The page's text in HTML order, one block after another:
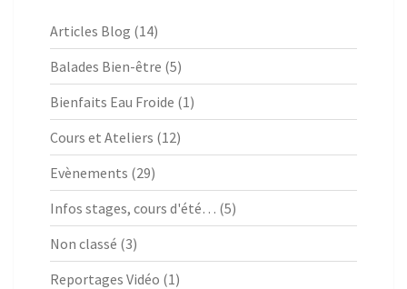
Articles Blog (14)
Balades Bien-être (5)
Bienfaits Eau Froide (1)
Cours et Ateliers (12)
Evènements (29)
Infos stages, cours d'été… (5)
Non classé (3)
Reportages Vidéo (1)